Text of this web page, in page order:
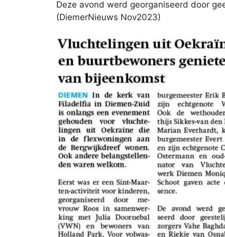
Deze avond werd georganiseerd door
(DiemerNieuws Nov2023)